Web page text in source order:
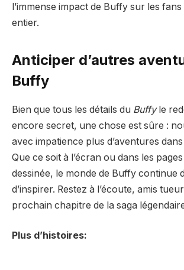
l’immense impact de Buffy sur les
entier.
Anticiper d’autres
Buffy
Bien que tous les détails du Buffyle
encore secret, une chose est sûre :
avec impatience plus d’aventures
Que ce soit à l’écran ou dans les
dessinée, le monde de Buffy continue
d’inspirer. Restez à l’écoute, amis
prochain chapitre de la saga
Plus d’histoires: